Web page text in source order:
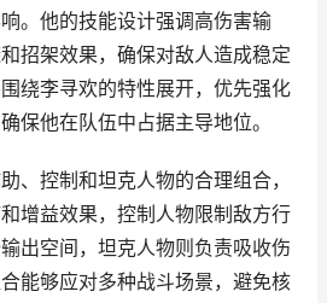
。他的技能设计强调高伤害输
招架效果，确保对敌人造成稳定
绕李寻欢的特性展开，优先强化
保他在队伍中占据主导地位。
、控制和坦克人物的合理组合，
增益效果，控制人物限制敌方行
出空间，坦克人物则负责吸收伤
能够应对多种战斗场景，避免核